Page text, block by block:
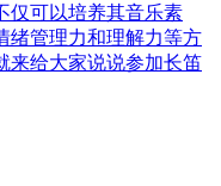
仅可以培养其音乐素
绪管理力和理解力等方
来给大家说说参加长笛